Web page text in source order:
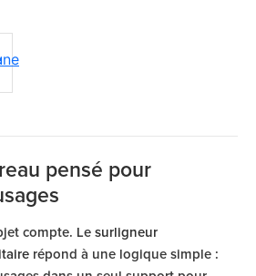
pensé pour
compte. Le surligneur
répond à une logique simple :